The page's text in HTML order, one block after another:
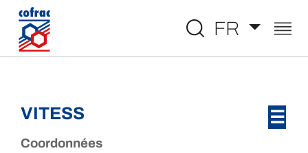
Aller au contenu
FR
VITESS ☰
Coordonnées